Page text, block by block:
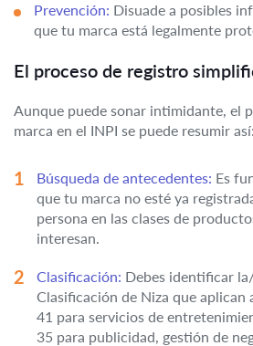
Prevención: Disuade a posibles
que tu marca está legalmente
El proceso de registro
Aunque puede sonar intimidante, el
marca en el INPI se puede resumir así:
Búsqueda de antecedentes: Es
que tu marca no esté ya
persona en las clases de
interesan.
Clasificación: Debes identificar
Clasificación de Niza que aplican
41 para servicios de
35 para publicidad, gestión de